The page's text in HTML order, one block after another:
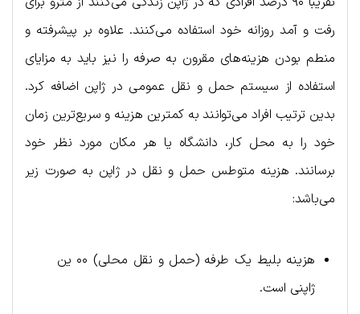
رفت و آمد روزانه خود استفاده می‌کنند. علاوه بر پیشرفته و
منطم بودن هزینه‌های مقرون به صرفه را نیز باید به مزایای
استفاده از سیستم حمل و نقل عمومی در ژاپن اضافه کرد.
بدین ترتیب افراد می‌توانند به کمترین هزینه و سریع‌ترین زمان
خود را به محل کار، دانشگاه یا هر مکان مورد نظر خود
برسانند. هزینه متوطس حمل و نقل در ژاپن به صورت زیر
می‌باشد:
هزینه بلیط یک طرفه (حمل و نقل محلی) ۰۰ ین
ژاپنی است.